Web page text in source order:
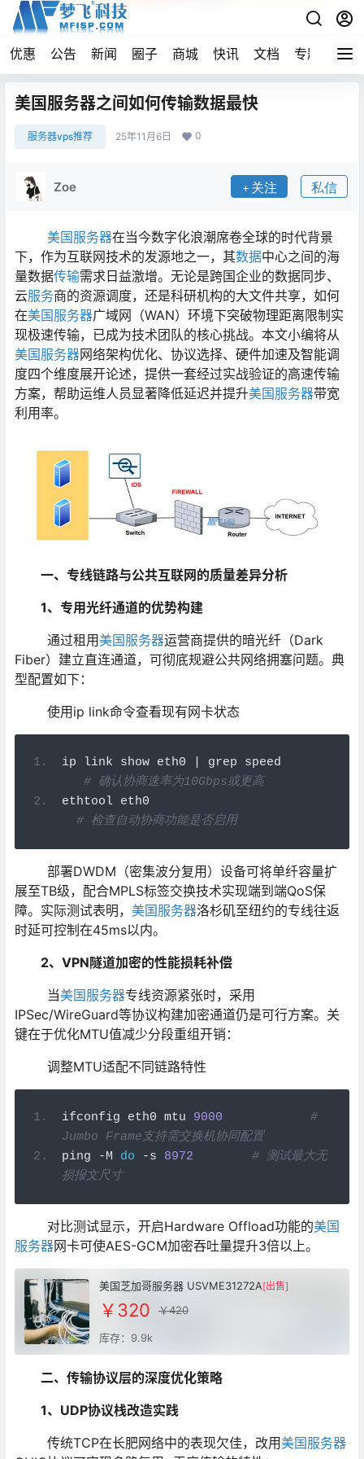
优惠 公告 新闻 圈子 商城 快讯 文档 专题 导航
美国服务器之间如何传输数据最快
服务器vps推荐 25年11月6日 0
Zoe 关注 私信
美国服务器在当今数字化浪潮席卷全球的时代背景
下，作为互联网技术的发源地之一，其数据中心之间的海
量数据传输需求日益激增。无论是跨国企业的数据同步、
云服务商的资源调度，还是科研机构的大文件共享，如何
在美国服务器广域网（WAN）环境下突破物理距离限制实
现极速传输，已成为技术团队的核心挑战。本文小编将从
美国服务器网络架构优化、协议选择、硬件加速及智能调
度四个维度展开论述，提供一套经过实战验证的高速传输
方案，帮助运维人员显著降低延迟并提升美国服务器带宽
利用率。
一、专线链路与公共互联网的质量差异分析
1、专用光纤通道的优势构建
通过租用 美国服务器运营商提供的暗光纤（Dark
Fiber）建立直连通道，可彻底规避公共网络拥塞问题。典
型配置如下：
使用ip link命令查看现有网卡状态
ip link show eth0
# 确认协商速率为10Gbps或更高
# 检查自动协商功能是否启用
部署DWDM（密集波分复用）设备可将单纤容量扩
展至TB级，配合MPLS标签交换技术实现端到端QoS保
障。实际测试表明， 美国服务器洛杉矶至纽约的专线往返
时延可控制在45ms以内。
2、VPN隧道加密的性能损耗补偿
当美国服务器专线资源紧张时，采用
IPSec/WireGuard等协议构建加密通道仍是可行方案。关
键在于优化MTU值减少分段重组开销：
调整MTU适配不同链路特性
ifconfig eth0 mtu 9000
#
Jumbo Frame支持需交换机协同配置
ping
-M do -s 8972 # 测试最大无
损报文尺寸
对比测试显示，开启Hardware Offload功能的美国
服务器网卡可使AES-GCM加密吞吐量提升3倍以上。
美国芝加哥服务器 USVME31272A[出售]
￥320 ￥420
库存：9.9k
二、传输协议层的深度优化策略
1、UDP协议栈改造实践
传统TCP在长肥网络中的表现欠佳，改用 美国服务器